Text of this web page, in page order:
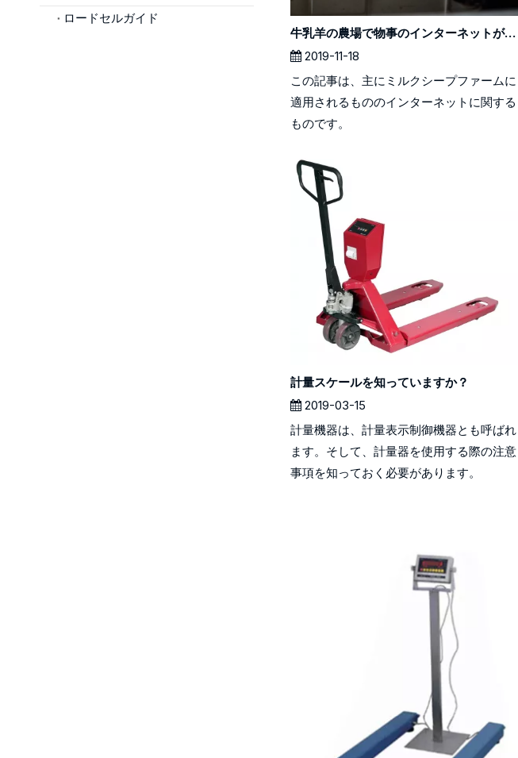
ロードセルガイド
牛乳羊の農場で物事のインターネットがどのように適用されるか
2019-11-18
この記事は、主にミルクシープファームに
適用されるもののインターネットに関する
ものです。
計量スケールを知っていますか？
2019-03-15
計量機器は、計量表示制御機器とも呼ばれ
ます。そして、計量器を使用する際の注意
事項を知っておく必要があります。